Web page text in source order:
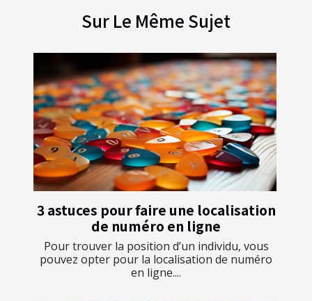
Sur Le Même Sujet
3 astuces pour faire une localisation
de numéro en ligne
Pour trouver la position d’un individu, vous
pouvez opter pour la localisation de numéro
en ligne....